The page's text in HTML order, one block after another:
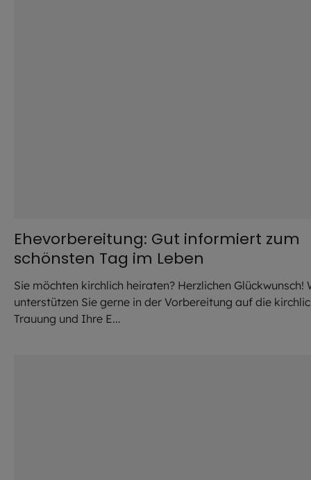
Ehevorbereitung: Gut informiert zum
schönsten Tag im Leben
Sie möchten kirchlich heiraten? Herzlichen Glückwunsch!
unterstützen Sie gerne in der Vorbereitung auf die
Trauung und Ihre E...